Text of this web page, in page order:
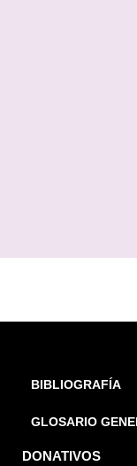
BIBLIOGRAFÍA
GLOSARIO
DONATIVOS